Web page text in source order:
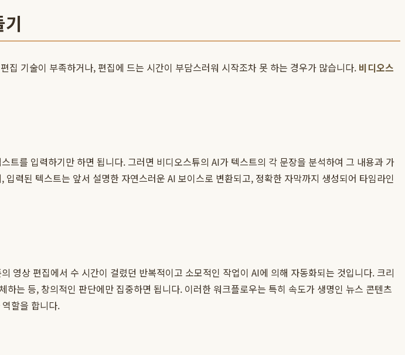
기술이 부족하거나, 편집에 드는 시간이 부담스러워 시작조차 못 하는 경우가 많습니다. 비디오스
를 입력하기만 하면 됩니다. 그러면 비디오스튜의 AI가 텍스트의 각 문장을 분석하여 그 내용과 가
력된 텍스트는 앞서 설명한 자연스러운 AI 보이스로 변환되고, 정확한 자막까지 생성되어 타임라인
영상 편집에서 수 시간이 걸렸던 반복적이고 소모적인 작업이 AI에 의해 자동화되는 것입니다. 크리
는 등, 창의적인 판단에만 집중하면 됩니다. 이러한 워크플로우는 특히 속도가 생명인 뉴스 콘텐츠
할을 합니다.